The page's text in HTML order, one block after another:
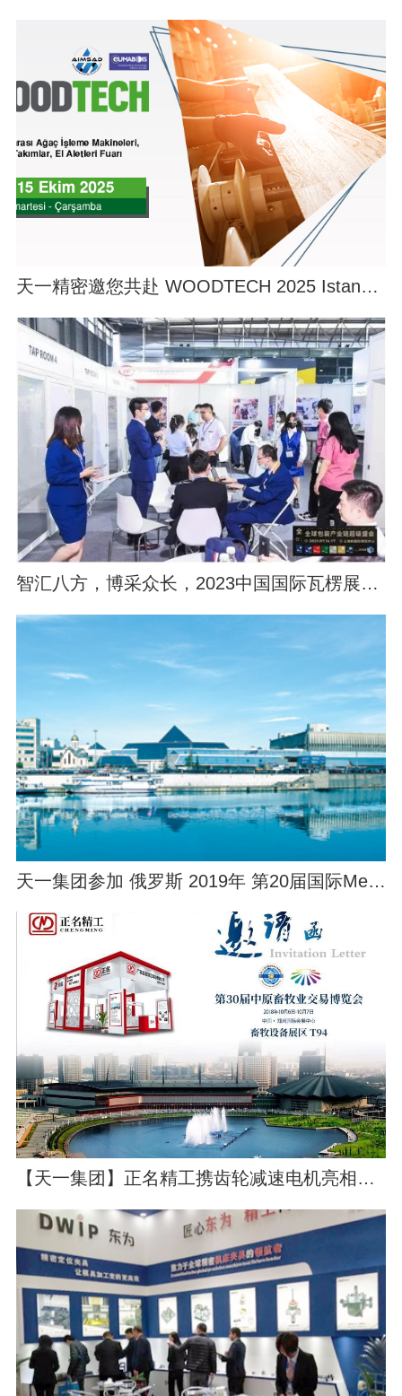
天一精密邀您共赴 WOODTECH 2025 Istanbul 木工设备展会，共探行业合作新可能
智汇八方，博采众长，2023中国国际瓦楞展圆满落幕！天一精密载誉而归，不负相遇！
天一集团参加 俄罗斯 2019年 第20届国际Metalloobrabotka机床展
【天一集团】正名精工携齿轮减速电机亮相中原畜牧业交易博览会